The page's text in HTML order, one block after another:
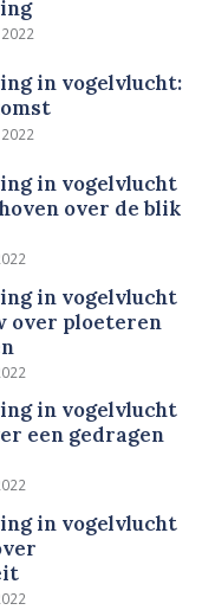
in vogelvlucht:
in vogelvlucht
over de blik
in vogelvlucht
over ploeteren
in vogelvlucht
een gedragen
in vogelvlucht